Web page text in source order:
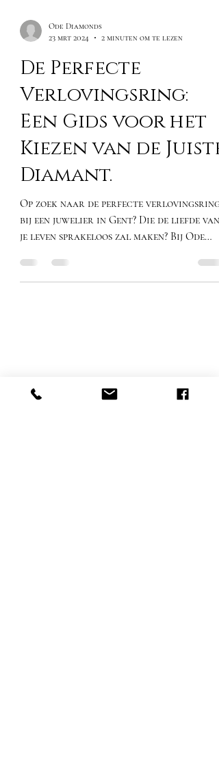
Ode Diamonds
23 mrt 2024
2 minuten om te lezen
De Perfecte
Verlovingsring:
Een Gids voor het
Kiezen van de Juiste
Diamant.
Op zoek naar de perfecte verlovingsring
bij een juwelier in Gent? Die de liefde van